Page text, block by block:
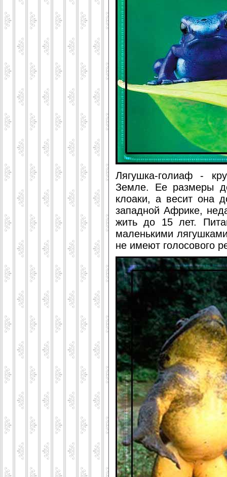
Лягушка-голиаф -
Земле. Ее размеры
клоаки, а весит она
западной Африке,
жить до 15 лет.
маленькими
не имеют голосового